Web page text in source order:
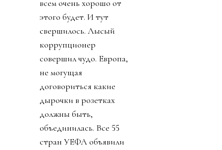
всем очень хорошо от
этого будет. И тут
свершилось. Лысый
коррупционер
совершил чудо. Европа,
не могущая
договориться какие
дырочки в розетках
должны быть,
объединилась. Все 55
стран УЕФА объявили